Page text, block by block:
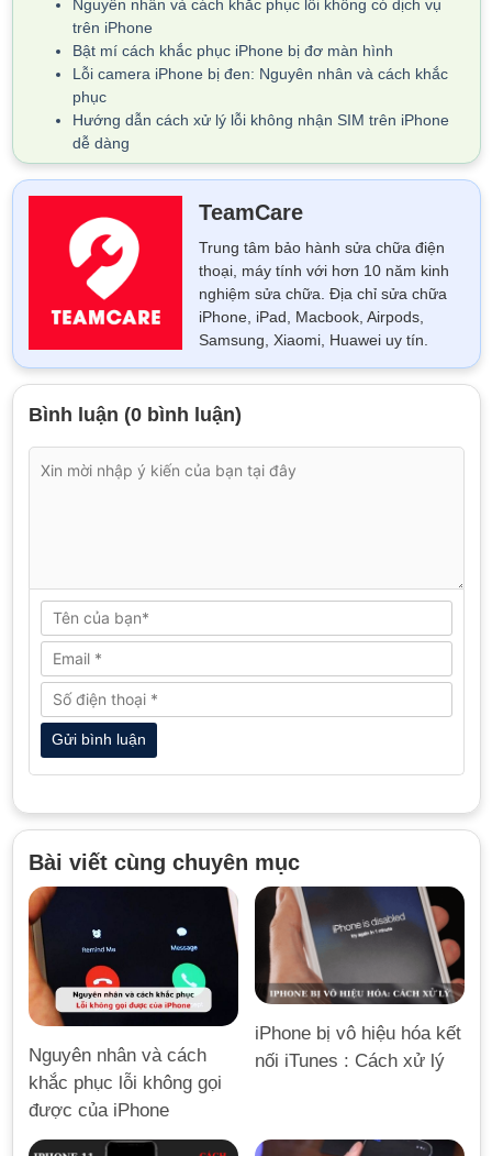
Nguyên nhân và cách khắc phục lỗi không có dịch vụ
trên iPhone
Bật mí cách khắc phục iPhone bị đơ màn hình
Lỗi camera iPhone bị đen: Nguyên nhân và cách khắc
phục
Hướng dẫn cách xử lý lỗi không nhận SIM trên iPhone
dễ dàng
TeamCare
Trung tâm bảo hành sửa chữa điện
thoại, máy tính với hơn 10 năm kinh
nghiệm sửa chữa. Địa chỉ sửa chữa
iPhone, iPad, Macbook, Airpods,
Samsung, Xiaomi, Huawei uy tín.
Bình luận (0 bình luận)
Bài viết cùng chuyên mục
Nguyên nhân và cách
khắc phục lỗi không gọi
được của iPhone
iPhone bị vô hiệu hóa kết
nối iTunes : Cách xử lý